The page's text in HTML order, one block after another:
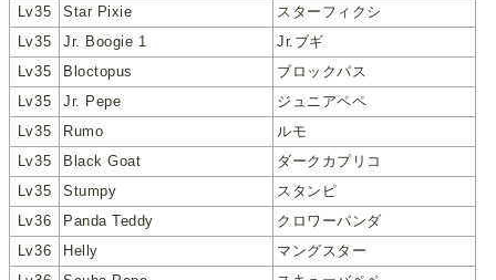
Lv35
Star Pixie
スターフィクシ
Lv35
Jr. Boogie 1
Jr.ブギ
Lv35
Bloctopus
ブロックパス
Lv35
Jr. Pepe
ジュニアペペ
Lv35
Rumo
ルモ
Lv35
Black Goat
ダークカプリコ
Lv35
Stumpy
スタンピ
Lv36
Panda Teddy
クロワーパンダ
Lv36
Helly
マングスター